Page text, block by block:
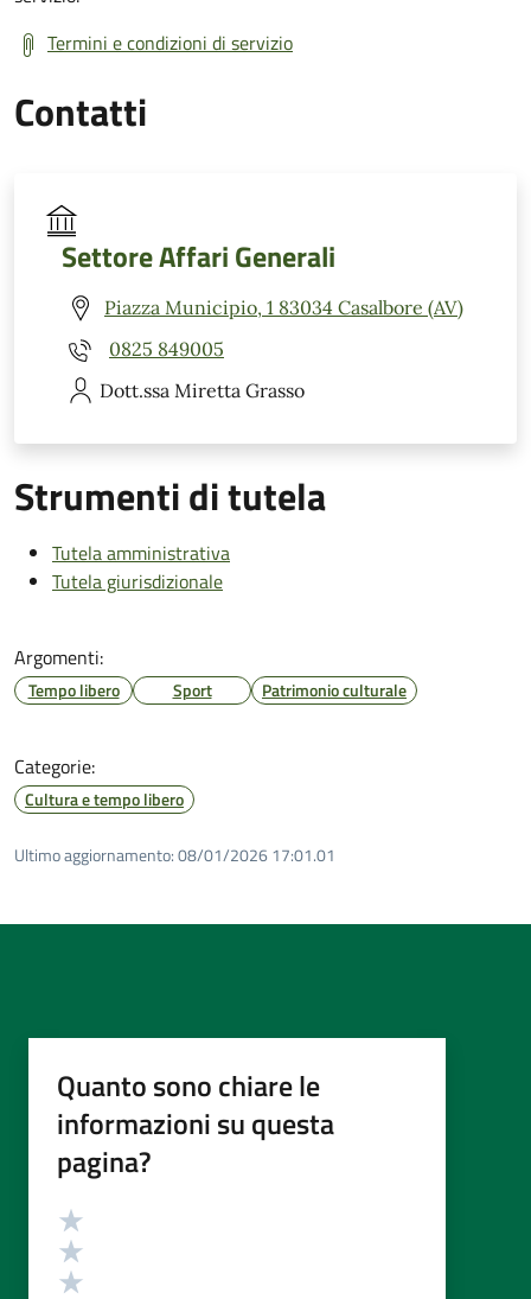
Termini e condizioni di servizio
Contatti
Settore Affari Generali
Piazza Municipio, 1 83034 Casalbore (AV)
0825 849005
Dott.ssa Miretta Grasso
Strumenti di tutela
Tutela amministrativa
Tutela giurisdizionale
Argomenti:
Tempo libero Sport Patrimonio culturale
Categorie:
Cultura e tempo libero
Ultimo aggiornamento:08/01/2026 17:01.01
Quanto sono chiare le
informazioni su questa
pagina?
Valutazione